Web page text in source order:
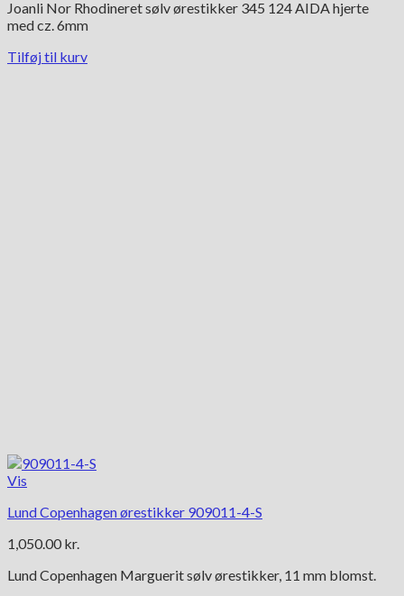
Joanli Nor Rhodineret sølv ørestikker 345 124 AIDA hjerte
med cz. 6mm
Tilføj til kurv
Vis
Lund Copenhagen ørestikker 909011-4-S
1,050.00 kr.
Lund Copenhagen Marguerit sølv ørestikker, 11 mm blomst.